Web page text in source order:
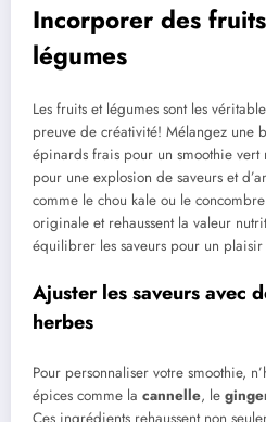
Incorporer des
légumes
Les fruits et légumes sont les
preuve de créativité! Mélangez une
épinards frais pour un smoothie vert
pour une explosion de saveurs et
comme le chou kale ou le
originale et rehaussent la valeur
équilibrer les saveurs pour un
Ajuster les saveurs avec
herbes
Pour personnaliser votre smoothie,
épices comme la cannelle, le